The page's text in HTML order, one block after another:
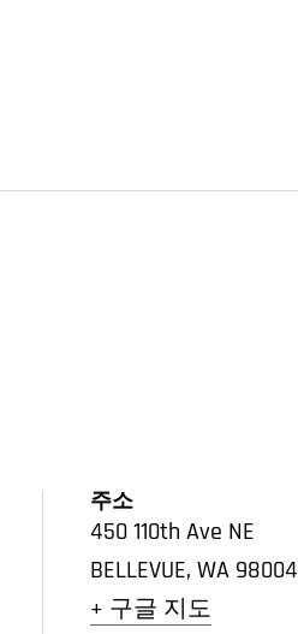
주소
450 110th Ave NE
BELLEVUE, WA 98004
+ 구글 지도